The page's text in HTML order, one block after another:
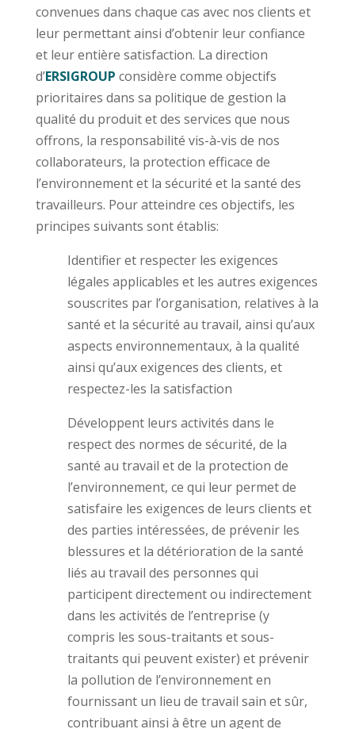
convenues dans chaque cas avec nos clients et
leur permettant ainsi d’obtenir leur confiance
et leur entière satisfaction. La direction
d’ERSIGROUP considère comme objectifs
prioritaires dans sa politique de gestion la
qualité du produit et des services que nous
offrons, la responsabilité vis-à-vis de nos
collaborateurs, la protection efficace de
l’environnement et la sécurité et la santé des
travailleurs. Pour atteindre ces objectifs, les
principes suivants sont établis:
Identifier et respecter les exigences
légales applicables et les autres exigences
souscrites par l’organisation, relatives à la
santé et la sécurité au travail, ainsi qu’aux
aspects environnementaux, à la qualité
ainsi qu’aux exigences des clients, et
respectez-les la satisfaction
Développent leurs activités dans le
respect des normes de sécurité, de la
santé au travail et de la protection de
l’environnement, ce qui leur permet de
satisfaire les exigences de leurs clients et
des parties intéressées, de prévenir les
blessures et la détérioration de la santé
liés au travail des personnes qui
participent directement ou indirectement
dans les activités de l’entreprise (y
compris les sous-traitants et sous-
traitants qui peuvent exister) et prévenir
la pollution de l’environnement en
fournissant un lieu de travail sain et sûr,
contribuant ainsi à être un agent de